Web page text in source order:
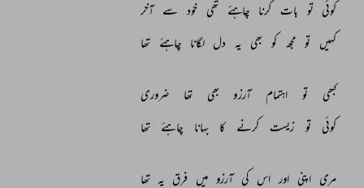
کوئی تو بات کرنا چاہئے تھی خود سے آخر
کہیں تو مجھ کو بھی یہ دل لگانا چاہئے تھا
کبھی تو اہتمام آرزو بھی تھا
ضروری
کوئی
تو زیست کرنے کا بہانا چاہئے تھا
مری اپنی اور اس کی آرزو میں فرق یہ تھا